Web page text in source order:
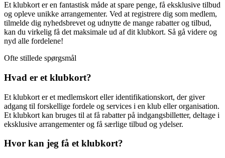
Et klubkort er en fantastisk måde at spare penge, få eksklusive tilbud
og opleve unikke arrangementer. Ved at registrere dig som medlem,
tilmelde dig nyhedsbrevet og udnytte de mange rabatter og tilbud,
kan du virkelig få det maksimale ud af dit klubkort. Så gå videre og
nyd alle fordelene!
Ofte stillede spørgsmål
Hvad er et klubkort?
Et klubkort er et medlemskort eller identifikationskort, der giver
adgang til forskellige fordele og services i en klub eller organisation.
Et klubkort kan bruges til at få rabatter på indgangsbilletter, deltage i
eksklusive arrangementer og få særlige tilbud og ydelser.
Hvor kan jeg få et klubkort?